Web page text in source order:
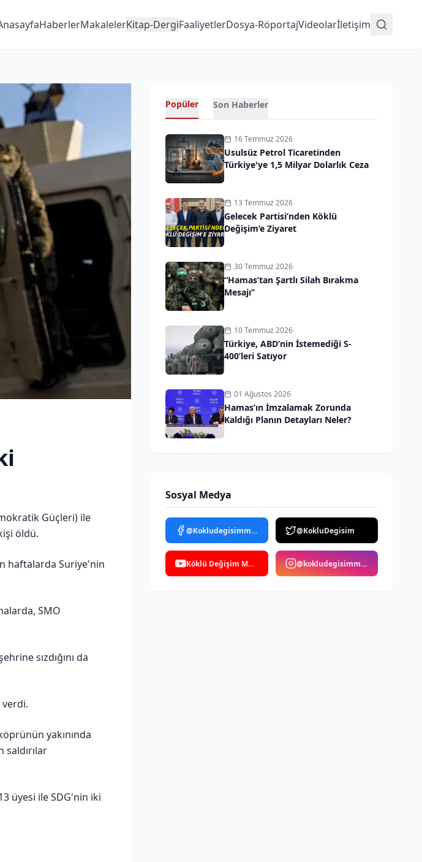
HaberlerMakalelerKitap-DergiFaaliyetlerDosya-RöportajVideolarİletişim
Güçleri) ile
öldü.
haftalarda Suriye'nin
SMO
sızdığını da
verdi.
yakınında
saldırılar
üyesi ile SDG'nin iki
Popüler Son Haberler
16 Temmuz 2026
Usulsüz Petrol Ticaretinden
Türkiye'ye 1,5 Milyar Dolarlık Ceza
13 Temmuz 2026
Gelecek Partisi’nden Köklü
Değişim’e Ziyaret
30 Temmuz 2026
“Hamas’tan Şartlı Silah Bırakma
Mesajı”
10 Temmuz 2026
Türkiye, ABD’nin İstemediği S-
400’leri Satıyor
01 Ağustos 2026
Hamas’ın İmzalamak Zorunda
Kaldığı Planın Detayları Neler?
Sosyal Medya
@Kokludegisimmedya @KokluDegisim
Köklü Değişim Medya @kokludegisimmedya